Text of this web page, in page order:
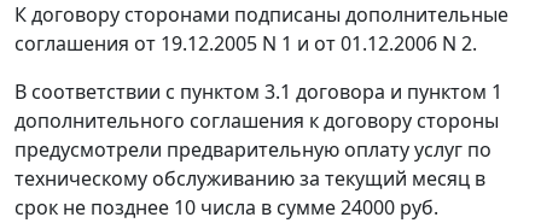
К договору сторонами подписаны дополнительные
соглашения от 19.12.2005 N 1 и от 01.12.2006 N 2.
В соответствии с пунктом 3.1 договора и пунктом 1
дополнительного соглашения к договору стороны
предусмотрели предварительную оплату услуг по
техническому обслуживанию за текущий месяц в
срок не позднее 10 числа в сумме 24000 руб.